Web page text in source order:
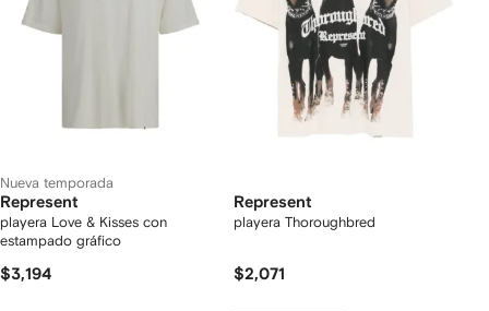
Nueva temporada
Represent
playera Love & Kisses con
estampado gráfico
$3,194
Represent
playera Thoroughbred
$2,071